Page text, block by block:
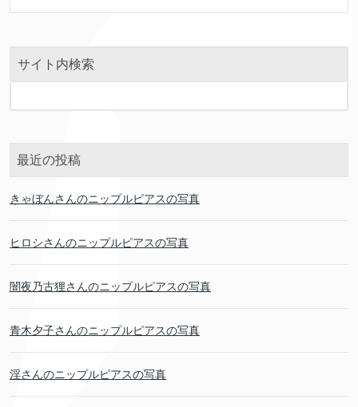
サイト内検索
最近の投稿
きゃぼんさんのニップルピアスの写真
ヒロシさんのニップルピアスの写真
闇夜乃古狸さんのニップルピアスの写真
青木夕子さんのニップルピアスの写真
淫さんのニップルピアスの写真